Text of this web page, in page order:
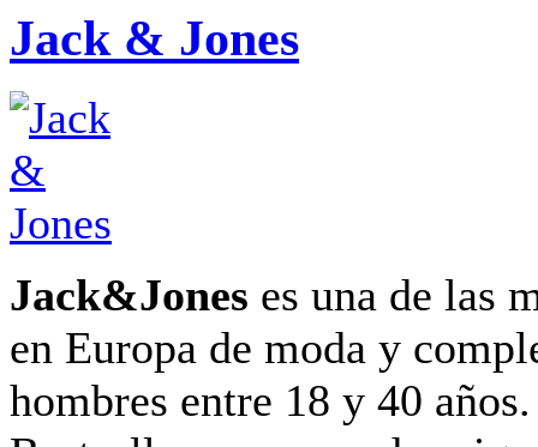
Jack & Jones
Jack&Jones es una de las
en Europa de moda y
hombres entre 18 y 40